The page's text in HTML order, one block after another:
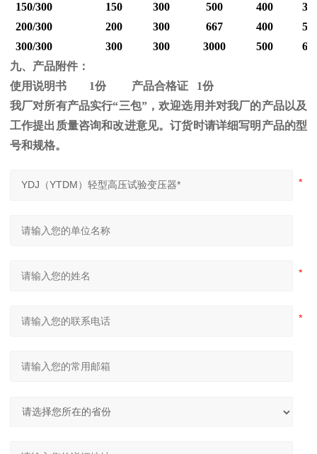
150/300
150 300 500 400
200/300
200 300 667 400
300/300
300 300 3000 500
九、产品附件：
使用说明书 1份 产品合格证 1份
我厂对所有产品实行“三包”，欢迎选用并对我厂的产品以及
工作提出质量咨询和改进意见。订货时请详细写明产品的型
号和规格。